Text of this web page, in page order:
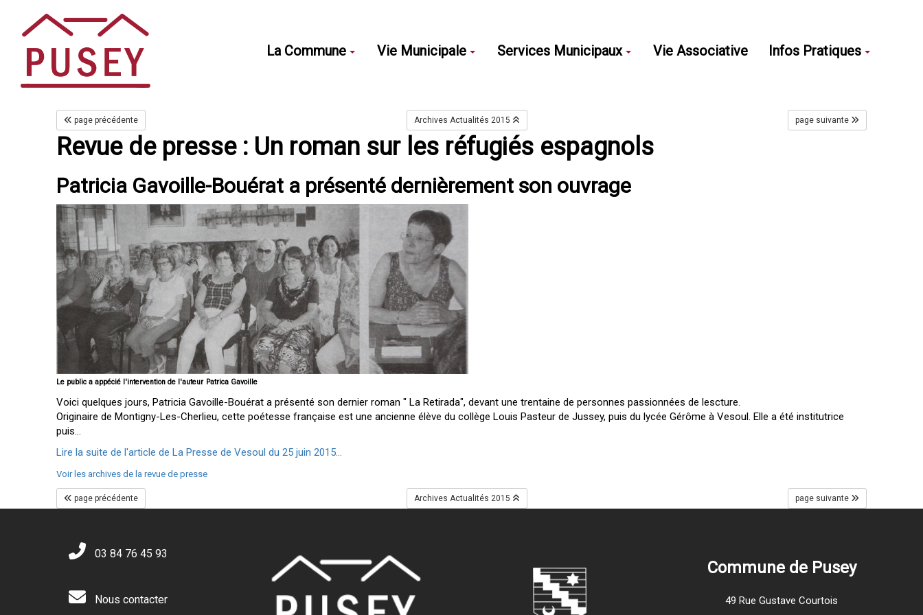
La Commune Vie Municipale Services Municipaux Vie Associative Infos Pratiques
page précédente Archives Actualités 2015 page suivante
Revue de presse : Un roman sur les réfugiés espagnols
Patricia Gavoille-Bouérat a présenté dernièrement son ouvrage
Le public a appécié l'intervention de l'auteur Patrica Gavoille
Voici quelques jours, Patricia Gavoille-Bouérat a présenté son dernier roman " La Retirada", devant une trentaine de personnes passionnées de lescture.
Originaire de Montigny-Les-Cherlieu, cette poétesse française est une ancienne élève du collège Louis Pasteur de Jussey, puis du lycée Gérôme à Vesoul. Elle a été institutrice
puis...
Lire la suite de l'article de La Presse de Vesoul du 25 juin 2015...
Voir les archives de la revue de presse
page précédente Archives Actualités 2015 page suivante
03 84 76 45 93
Nous contacter
Commune de Pusey
49 Rue Gustave Courtois